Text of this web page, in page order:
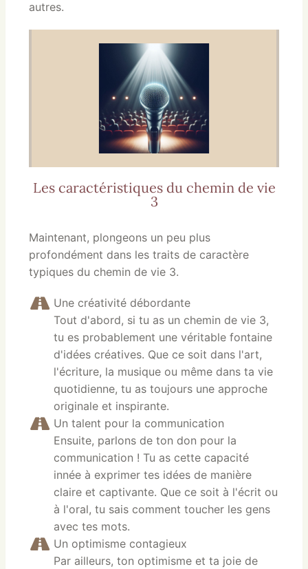
autres.
Les caractéristiques du chemin de vie
3
Maintenant, plongeons un peu plus
profondément dans les traits de caractère
typiques du chemin de vie 3.
Une créativité débordante
Tout d'abord, si tu as un chemin de vie 3,
tu es probablement une véritable fontaine
d'idées créatives. Que ce soit dans l'art,
l'écriture, la musique ou même dans ta vie
quotidienne, tu as toujours une approche
originale et inspirante.
Un talent pour la communication
Ensuite, parlons de ton don pour la
communication ! Tu as cette capacité
innée à exprimer tes idées de manière
claire et captivante. Que ce soit à l'écrit ou
à l'oral, tu sais comment toucher les gens
avec tes mots.
Un optimisme contagieux
Par ailleurs, ton optimisme et ta joie de